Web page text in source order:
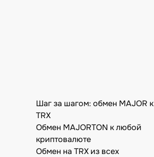
Шаг за шагом: обмен MAJOR к
TRX
Обмен MAJORTON к любой
криптовалюте
Обмен на TRX из всех